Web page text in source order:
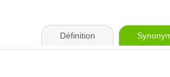
Définition